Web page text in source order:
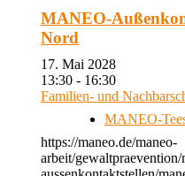
MANEO-
Nord
17. Mai 2028
13:30 - 16:30
Familien- und
MANEO-
https://maneo.de/maneo-
arbeit/gewaltpraevention/